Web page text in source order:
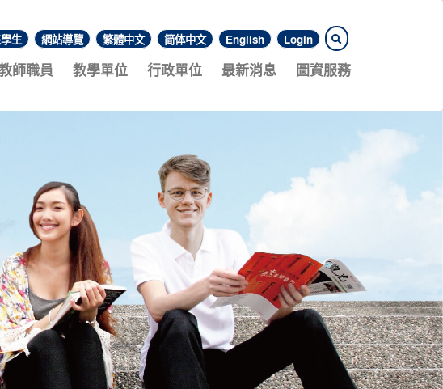
生 網站導覽 繁體中文 简体中文 English Login
師職員 教學單位 行政單位 最新消息 圖資服務